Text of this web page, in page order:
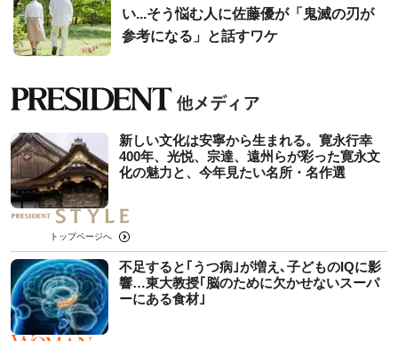
い...そう悩む人に佐藤優が「鬼滅の刃が
参考になる」と話すワケ
新しい文化は安寧から生まれる。寛永行幸
400年、光悦、宗達、遠州らが彩った寛永文
化の魅力と、今年見たい名所・名作選
トップページへ
不足すると｢うつ病｣が増え､子どものIQに影
響…東大教授｢脳のために欠かせないスーパ
ーにある食材｣